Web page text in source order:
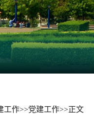
工作>>党建工作>>正文